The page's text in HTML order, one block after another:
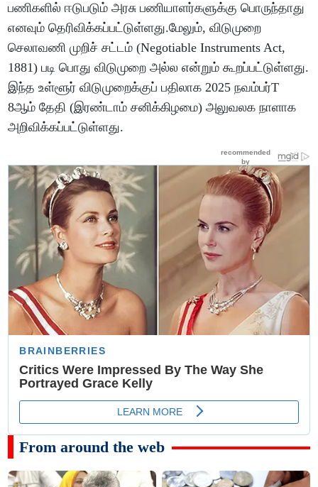
பணிகளில் ஈடுபடும் அரசு பணியாளர்களுக்கு பொருந்தாது
எனவும் தெரிவிக்கப்பட்டுள்ளது.மேலும், விடுமுறை
செலாவணி முறிச் சட்டம் (Negotiable Instruments Act,
1881) படி பொது விடுமுறை அல்ல என்றும் கூறப்பட்டுள்ளது.
இந்த உள்ளூர் விடுமுறைக்குப் பதிலாக 2025 நவம்பர்T
8ஆம் தேதி (இரண்டாம் சனிக்கிழமை) அலுவலக நாளாக
அறிவிக்கப்பட்டுள்ளது.
From around the web